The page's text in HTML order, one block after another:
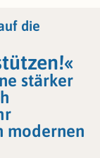
die
stärker
modernen